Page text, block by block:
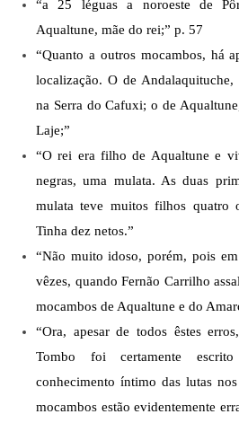
“a 25 léguas a noroeste de
Aqualtune, mãe do rei;” p. 57
“Quanto a outros mocambos, há
localização. O de
na Serra do Cafuxi; o de
Laje;”
“O rei era filho de Aqualtune e
negras, uma mulata. As duas
mulata teve muitos filhos quatro
Tinha dez netos.”
“Não muito idoso, porém, pois
vêzes, quando Fernão Carrilho
mocambos de Aqualtune e do
“Ora, apesar de todos êstes
Tombo foi certamente
conhecimento íntimo das lutas nos
mocambos estão evidentemente